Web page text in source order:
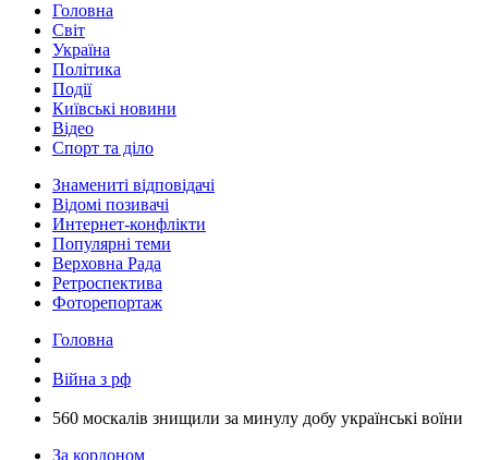
Головна
Світ
Україна
Політика
Події
Київські новини
Відео
Спорт та діло
Знамениті відповідачі
Відомі позивачі
Интернет-конфлікти
Популярні теми
Верховна Рада
Ретроспектива
Фоторепортаж
Головна
Війна з рф
​560 москалів знищили за минулу добу українські воїни
За кордоном